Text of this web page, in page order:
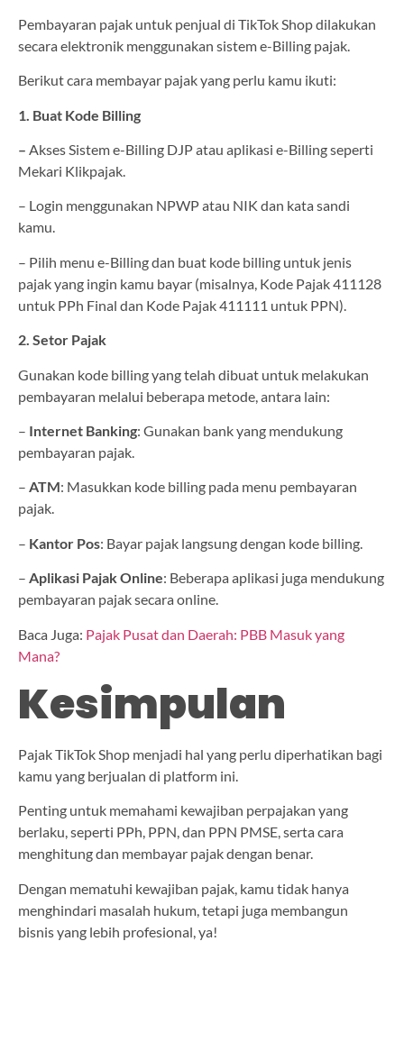
Pembayaran pajak untuk penjual di TikTok Shop dilakukan
secara elektronik menggunakan sistem e-Billing pajak.
Berikut cara membayar pajak yang perlu kamu ikuti:
1. Buat Kode Billing
– Akses Sistem e-Billing DJP atau aplikasi e-Billing seperti
Mekari Klikpajak.
– Login menggunakan NPWP atau NIK dan kata sandi
kamu.
– Pilih menu e-Billing dan buat kode billing untuk jenis
pajak yang ingin kamu bayar (misalnya, Kode Pajak 411128
untuk PPh Final dan Kode Pajak 411111 untuk PPN).
2. Setor Pajak
Gunakan kode billing yang telah dibuat untuk melakukan
pembayaran melalui beberapa metode, antara lain:
– Internet Banking: Gunakan bank yang mendukung
pembayaran pajak.
– ATM: Masukkan kode billing pada menu pembayaran
pajak.
– Kantor Pos: Bayar pajak langsung dengan kode billing.
– Aplikasi Pajak Online: Beberapa aplikasi juga mendukung
pembayaran pajak secara online.
Baca Juga: Pajak Pusat dan Daerah: PBB Masuk yang
Mana?
Kesimpulan
Pajak TikTok Shop menjadi hal yang perlu diperhatikan bagi
kamu yang berjualan di platform ini.
Penting untuk memahami kewajiban perpajakan yang
berlaku, seperti PPh, PPN, dan PPN PMSE, serta cara
menghitung dan membayar pajak dengan benar.
Dengan mematuhi kewajiban pajak, kamu tidak hanya
menghindari masalah hukum, tetapi juga membangun
bisnis yang lebih profesional, ya!